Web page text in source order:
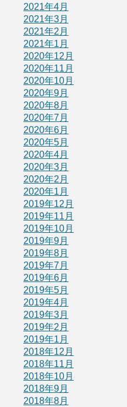
2021年4月
2021年3月
2021年2月
2021年1月
2020年12月
2020年11月
2020年10月
2020年9月
2020年8月
2020年7月
2020年6月
2020年5月
2020年4月
2020年3月
2020年2月
2020年1月
2019年12月
2019年11月
2019年10月
2019年9月
2019年8月
2019年7月
2019年6月
2019年5月
2019年4月
2019年3月
2019年2月
2019年1月
2018年12月
2018年11月
2018年10月
2018年9月
2018年8月